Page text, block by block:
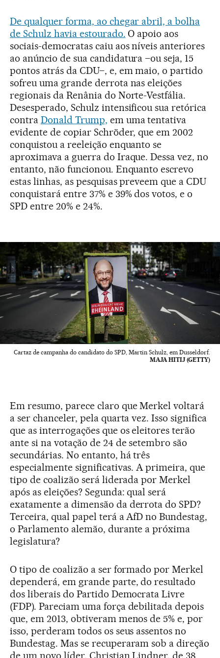
De qualquer forma, ao chegar abril, a bolha
de Schulz havia estourado. O apoio aos
sociais-democratas caiu aos níveis anteriores
ao anúncio de sua candidatura –ou seja, 15
pontos atrás da CDU–, e, em maio, o partido
sofreu uma grande derrota nas eleições
regionais da Renânia do Norte-Vestfália.
Desesperado, Schulz intensificou sua retórica
contra Donald Trump, em uma tentativa
evidente de copiar Schröder, que em 2002
conquistou a reeleição enquanto se
aproximava a guerra do Iraque. Dessa vez, no
entanto, não funcionou. Enquanto escrevo
estas linhas, as pesquisas preveem que a CDU
conquistará entre 37% e 39% dos votos, e o
SPD entre 20% e 24%.
Cartaz de campanha do candidato do SPD, Martin Schulz, em Dusseldorf.
MAJA HITIJ (GETTY)
Em resumo, parece claro que Merkel voltará
a ser chanceler, pela quarta vez. Isso significa
que as interrogações que os eleitores terão
ante si na votação de 24 de setembro são
secundárias. No entanto, há três
especialmente significativas. A primeira, que
tipo de coalizão será liderada por Merkel
após as eleições? Segunda: qual será
exatamente a dimensão da derrota do SPD?
Terceira, qual papel terá a AfD no Bundestag,
o Parlamento alemão, durante a próxima
legislatura?
O tipo de coalizão a ser formado por Merkel
dependerá, em grande parte, do resultado
dos liberais do Partido Democrata Livre
(FDP). Pareciam uma força debilitada depois
que, em 2013, obtiveram menos de 5% e, por
isso, perderam todos os seus assentos no
Bundestag. Mas se recuperaram sob a direção
de um novo líder, Christian Lindner, de 38